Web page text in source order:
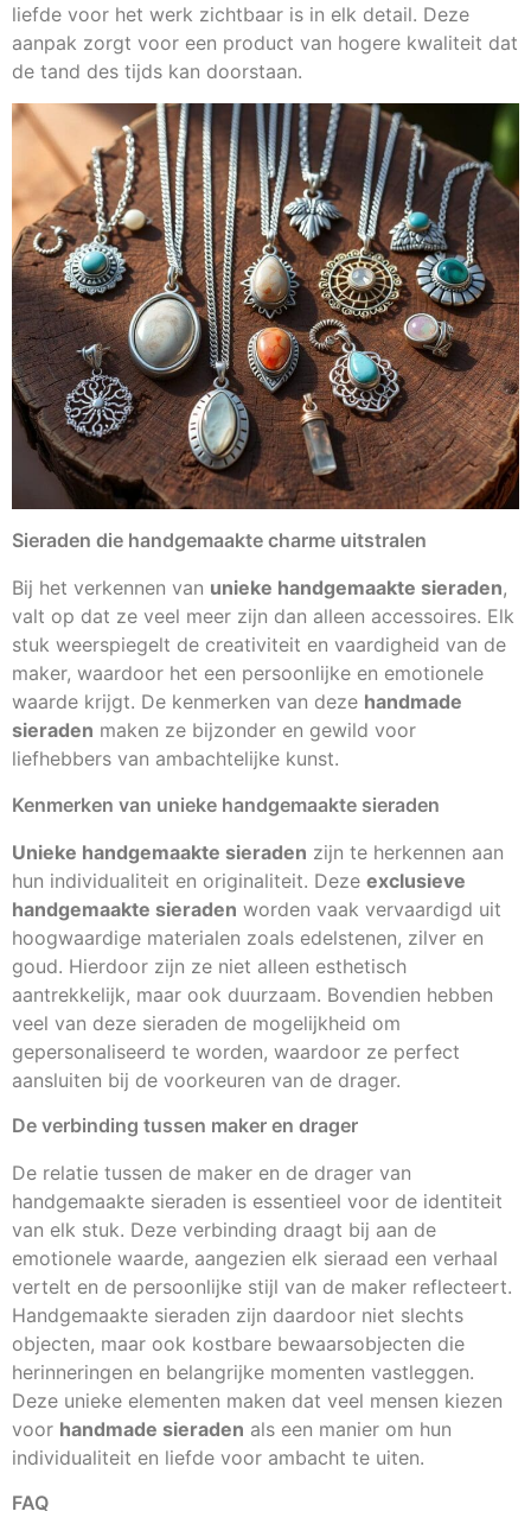
liefde voor het werk zichtbaar is in elk detail. Deze
aanpak zorgt voor een product van hogere kwaliteit dat
de tand des tijds kan doorstaan.
Sieraden die handgemaakte charme uitstralen
Bij het verkennen van unieke handgemaakte sieraden,
valt op dat ze veel meer zijn dan alleen accessoires. Elk
stuk weerspiegelt de creativiteit en vaardigheid van de
maker, waardoor het een persoonlijke en emotionele
waarde krijgt. De kenmerken van deze handmade
sieraden maken ze bijzonder en gewild voor
liefhebbers van ambachtelijke kunst.
Kenmerken van unieke handgemaakte sieraden
Unieke handgemaakte sieraden zijn te herkennen aan
hun individualiteit en originaliteit. Deze exclusieve
handgemaakte sieraden worden vaak vervaardigd uit
hoogwaardige materialen zoals edelstenen, zilver en
goud. Hierdoor zijn ze niet alleen esthetisch
aantrekkelijk, maar ook duurzaam. Bovendien hebben
veel van deze sieraden de mogelijkheid om
gepersonaliseerd te worden, waardoor ze perfect
aansluiten bij de voorkeuren van de drager.
De verbinding tussen maker en drager
De relatie tussen de maker en de drager van
handgemaakte sieraden is essentieel voor de identiteit
van elk stuk. Deze verbinding draagt bij aan de
emotionele waarde, aangezien elk sieraad een verhaal
vertelt en de persoonlijke stijl van de maker reflecteert.
Handgemaakte sieraden zijn daardoor niet slechts
objecten, maar ook kostbare bewaarsobjecten die
herinneringen en belangrijke momenten vastleggen.
Deze unieke elementen maken dat veel mensen kiezen
voor handmade sieraden als een manier om hun
individualiteit en liefde voor ambacht te uiten.
FAQ